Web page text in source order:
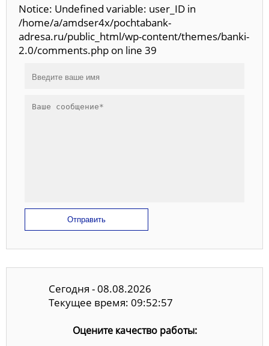
Notice: Undefined variable: user_ID in
/home/a/amdser4x/pochtabank-
adresa.ru/public_html/wp-content/themes/banki-
2.0/comments.php on line 39
Отправить
Сегодня - 08.08.2026
Текущее время: 09:52:57
Оцените качество работы: